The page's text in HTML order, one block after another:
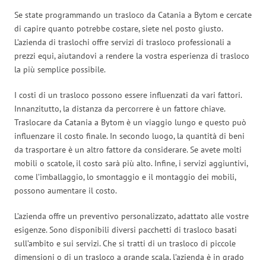
Se state programmando un trasloco da Catania a Bytom e cercate
di capire quanto potrebbe costare, siete nel posto giusto.
L’azienda di traslochi offre servizi di trasloco professionali a
prezzi equi, aiutandovi a rendere la vostra esperienza di trasloco
la più semplice possibile.
I costi di un trasloco possono essere influenzati da vari fattori.
Innanzitutto, la distanza da percorrere è un fattore chiave.
Traslocare da Catania a Bytom è un viaggio lungo e questo può
influenzare il costo finale. In secondo luogo, la quantità di beni
da trasportare è un altro fattore da considerare. Se avete molti
mobili o scatole, il costo sarà più alto. Infine, i servizi aggiuntivi,
come l’imballaggio, lo smontaggio e il montaggio dei mobili,
possono aumentare il costo.
L’azienda offre un preventivo personalizzato, adattato alle vostre
esigenze. Sono disponibili diversi pacchetti di trasloco basati
sull’ambito e sui servizi. Che si tratti di un trasloco di piccole
dimensioni o di un trasloco a grande scala, l’azienda è in grado